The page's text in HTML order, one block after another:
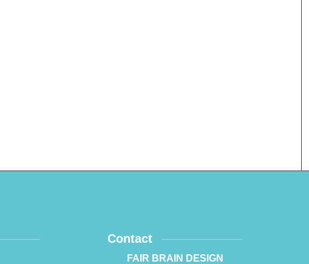
Contact
FAIR BRAIN DESIGN